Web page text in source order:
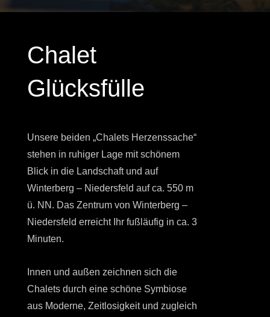
Chalet
Glücksfülle
Unsere beiden „Chalets Herzenssache“
stehen in ruhiger Lage mit schönem
Blick in die Landschaft und auf
Winterberg – Niedersfeld auf ca. 550 m
ü. NN. Das Zentrum von Winterberg –
Niedersfeld erreicht Ihr fußläufig in ca. 3
Minuten.
Innen und außen zeichnen sich die
Chalets durch eine schöne Symbiose
aus Moderne, Zeitlosigkeit und zugleich